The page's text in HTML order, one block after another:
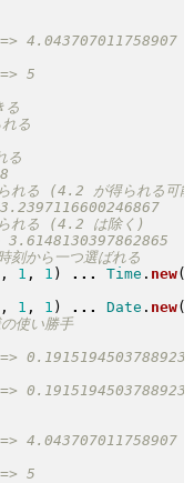
# => 4.043707011758907
# => 3.2397116600246867
, 1 , 1 ) ... Time . new(
, 1 , 1 ) ... Date . new(
# Kernel.#rand とほぼ同様の使い勝手
# => 4.043707011758907